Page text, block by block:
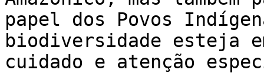
papel dos Povos
biodiversidade esteja
cuidado e atenção